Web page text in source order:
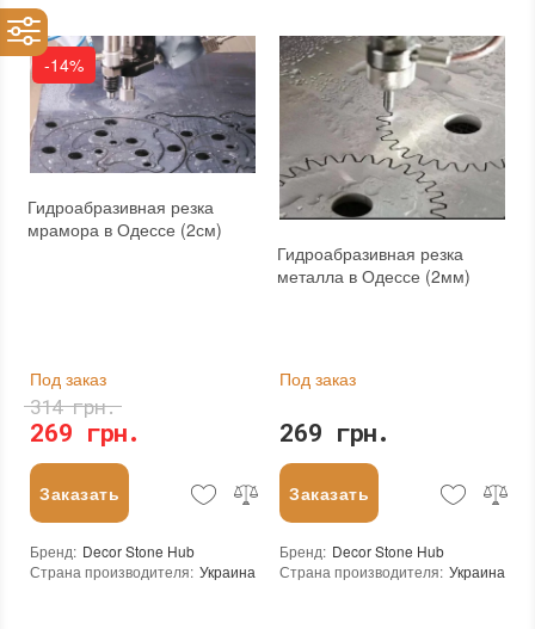
-14%
Гидроабразивная резка
мрамора в Одессе (2см)
Под заказ
269 грн.
314 грн.
Заказать
Бренд: Decor Stone Hub
Страна производителя: Украина
Гидроабразивная резка
металла в Одессе (2мм)
Под заказ
269 грн.
Заказать
Бренд: Decor Stone Hub
Страна производителя: Украина